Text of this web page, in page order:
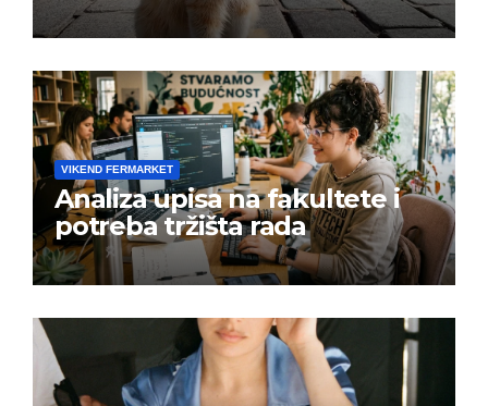
VIKEND FERMARKET
Analiza upisa na fakultete i
potreba tržišta rada